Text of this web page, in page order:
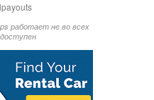
работает не во всех